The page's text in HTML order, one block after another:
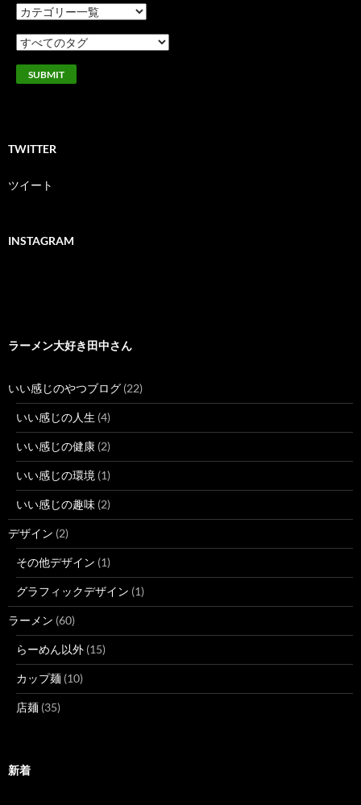
TWITTER
ツイート
INSTAGRAM
ラーメン大好き田中さん
いい感じのやつブログ (22)
いい感じの人生 (4)
いい感じの健康 (2)
いい感じの環境 (1)
いい感じの趣味 (2)
デザイン (2)
その他デザイン (1)
グラフィックデザイン (1)
ラーメン (60)
らーめん以外 (15)
カップ麺 (10)
店麺 (35)
新着